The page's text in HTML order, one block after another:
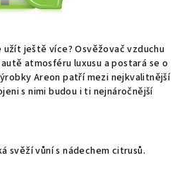
ještě více? Osvěžovač vzduchu
atmosféru luxusu a postará se o
Areon patří mezi nejkvalitnější
s nimi budou i ti nejnáročnější
svěží vůní s nádechem citrusů.